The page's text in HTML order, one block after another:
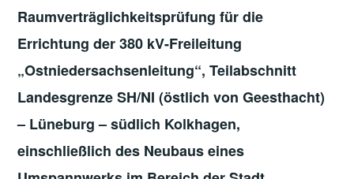
Raumverträglichkeitsprüfung für die
Errichtung der 380 kV-Freileitung
„Ostniedersachsenleitung“, Teilabschnitt
Landesgrenze SH/NI (östlich von Geesthacht)
– Lüneburg – südlich Kolkhagen,
einschließlich des Neubaus eines